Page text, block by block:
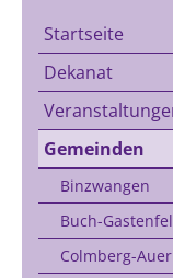
Startseite
Dekanat
Gemeinden
Binzwangen
Buch-
Colmberg-